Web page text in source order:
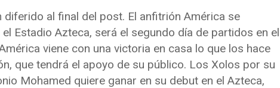
diferido al final del post. El anfitrión América se
Estadio Azteca, será el segundo día de partidos en el
viene con una victoria en casa lo que los hace
que tendrá el apoyo de su público. Los Xolos por su
Mohamed quiere ganar en su debut en el Azteca,